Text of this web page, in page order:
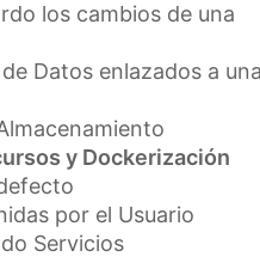
los cambios de una
Datos enlazados a una
y Dockerización
por el Usuario
Servicios